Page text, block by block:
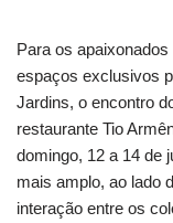
Para os
espaços exclusivos
Jardins, o encontro
restaurante Tio
domingo, 12 a 14 de
mais amplo, ao lado
interação entre os